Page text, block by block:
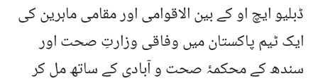
ڈبلیو ایچ او کے بین الاقوامی اور مقامی ماہرین کی
ایک ٹیم پاکستان میں وفاقی وزارتِ صحت اور
سندھ کے محکمۂ صحت و آبادی کے ساتھ مل کر